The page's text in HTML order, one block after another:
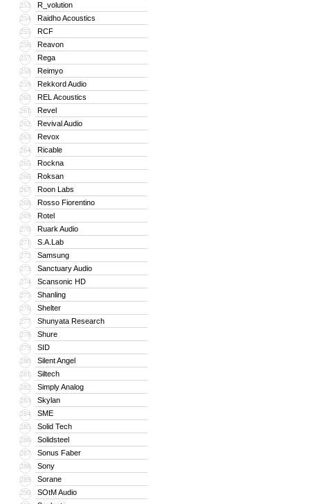
253 R_volution
254 Raidho Acoustics
255 RCF
256 Reavon
257 Rega
258 Reimyo
259 Rekkord Audio
260 REL Acoustics
261 Revel
262 Revival Audio
263 Revox
264 Ricable
265 Rockna
266 Roksan
267 Roon Labs
268 Rosso Fiorentino
269 Rotel
270 Ruark Audio
271 S.A.Lab
272 Samsung
273 Sanctuary Audio
274 Scansonic HD
275 Shanling
276 Shelter
277 Shunyata Research
278 Shure
279 SID
280 Silent Angel
281 Siltech
282 Simply Analog
283 Skylan
284 SME
285 Solid Tech
286 Solidsteel
287 Sonus Faber
288 Sony
289 Sorane
290 SOtM Audio